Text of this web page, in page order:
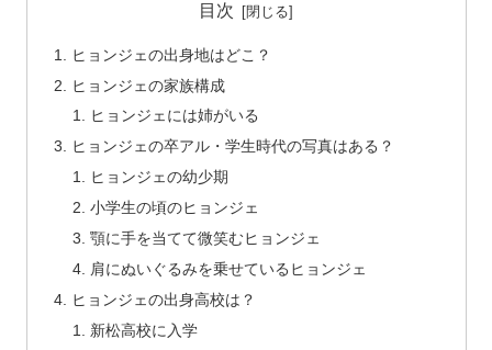
目次
ヒョンジェの出身地はどこ？
ヒョンジェの家族構成
ヒョンジェには姉がいる
ヒョンジェの卒アル・学生時代の写真はある？
ヒョンジェの幼少期
小学生の頃のヒョンジェ
顎に手を当てて微笑むヒョンジェ
肩にぬいぐるみを乗せているヒョンジェ
ヒョンジェの出身高校は？
新松高校に入学